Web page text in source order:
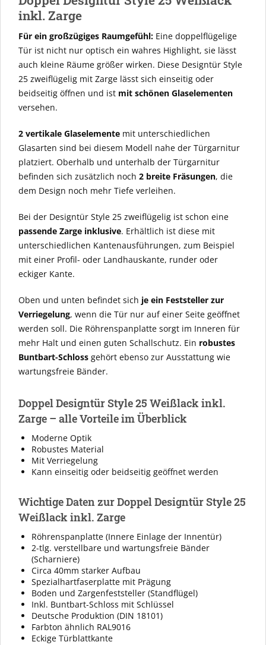
inkl. Zarge
Für ein großzügiges Raumgefühl: Eine doppelflügelige
Tür ist nicht nur optisch ein wahres Highlight, sie lässt
auch kleine Räume größer wirken. Diese Designtür Style
25 zweiflügelig mit Zarge lässt sich einseitig oder
beidseitig öffnen und ist mit schönen Glaselementen
versehen.
2 vertikale Glaselemente mit unterschiedlichen
Glasarten sind bei diesem Modell nahe der Türgarnitur
platziert. Oberhalb und unterhalb der Türgarnitur
befinden sich zusätzlich noch 2 breite Fräsungen, die
dem Design noch mehr Tiefe verleihen.
Bei der Designtür Style 25 zweiflügelig ist schon eine
passende Zarge inklusive. Erhältlich ist diese mit
unterschiedlichen Kantenausführungen, zum Beispiel
mit einer Profil- oder Landhauskante, runder oder
eckiger Kante.
Oben und unten befindet sich je ein Feststeller zur
Verriegelung, wenn die Tür nur auf einer Seite geöffnet
werden soll. Die Röhrenspanplatte sorgt im Inneren für
mehr Halt und einen guten Schallschutz. Ein robustes
Buntbart-Schloss gehört ebenso zur Ausstattung wie
wartungsfreie Bänder.
Doppel Designtür Style 25 Weißlack inkl.
Zarge – alle Vorteile im Überblick
Moderne Optik
Robustes Material
Mit Verriegelung
Kann einseitig oder beidseitig geöffnet werden
Wichtige Daten zur Doppel Designtür Style 25
Weißlack inkl. Zarge
Röhrenspanplatte (Innere Einlage der Innentür)
2-tlg. verstellbare und wartungsfreie Bänder
(Scharniere)
Circa 40mm starker Aufbau
Spezialhartfaserplatte mit Prägung
Boden und Zargenfeststeller (Standflügel)
Inkl. Buntbart-Schloss mit Schlüssel
Deutsche Produktion (DIN 18101)
Farbton ähnlich RAL9016
Eckige Türblattkante